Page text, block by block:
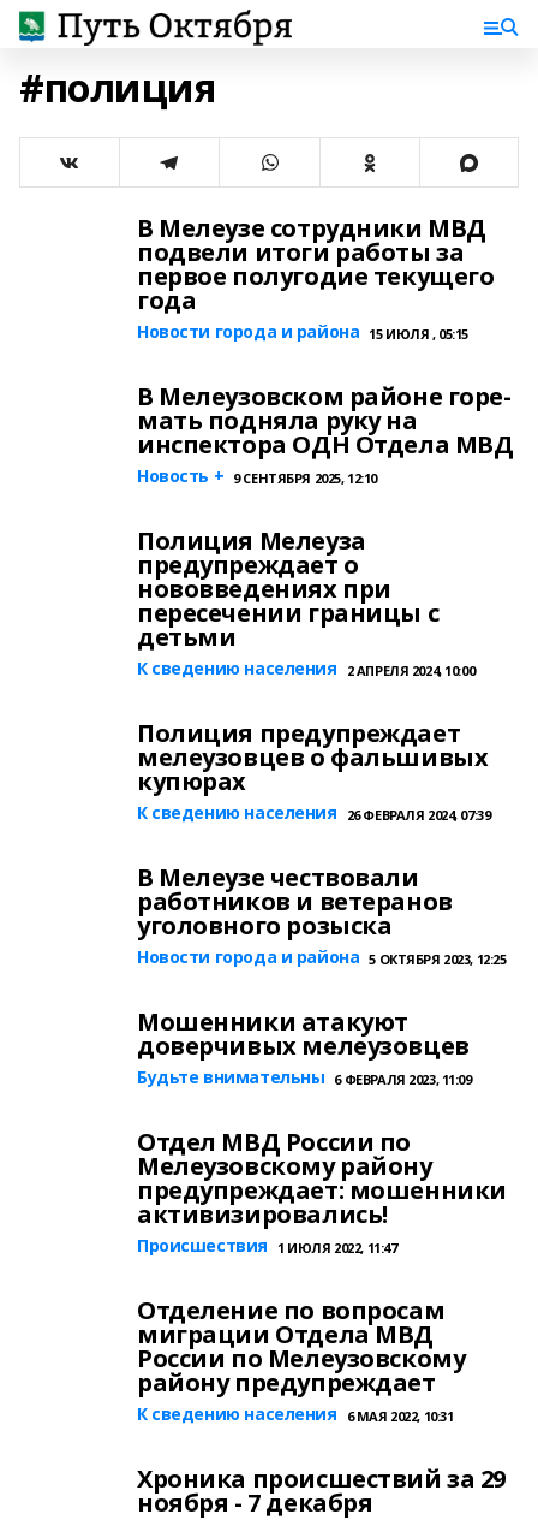
#полиция
В Мелеузе сотрудники МВД
подвели итоги работы за
первое полугодие текущего
года
Новости города и района 15 ИЮЛЯ , 05:15
В Мелеузовском районе горе-
мать подняла руку на
инспектора ОДН Отдела МВД
Новость + 9 СЕНТЯБРЯ 2025, 12:10
Полиция Мелеуза
предупреждает о
нововведениях при
пересечении границы с
детьми
К сведению населения 2 АПРЕЛЯ 2024, 10:00
Полиция предупреждает
мелеузовцев о фальшивых
купюрах
К сведению населения 26 ФЕВРАЛЯ 2024, 07:39
В Мелеузе чествовали
работников и ветеранов
уголовного розыска
Новости города и района 5 ОКТЯБРЯ 2023, 12:25
Мошенники атакуют
доверчивых мелеузовцев
Будьте внимательны 6 ФЕВРАЛЯ 2023, 11:09
Отдел МВД России по
Мелеузовскому району
предупреждает: мошенники
активизировались!
Происшествия 1 ИЮЛЯ 2022, 11:47
Отделение по вопросам
миграции Отдела МВД
России по Мелеузовскому
району предупреждает
К сведению населения 6 МАЯ 2022, 10:31
Хроника происшествий за 29
ноября - 7 декабря